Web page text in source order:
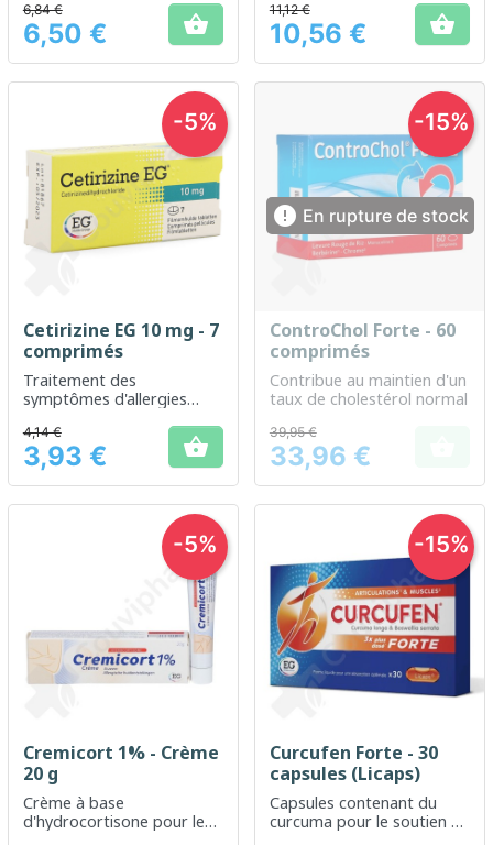
Prix
6,84 €
6,50 € 
et chroniques
Prix
11,12 €
10,56 € 
Cetirizine EG 10 mg - 7
comprimés
Traitement des
symptômes d'allergies
foins
Prix
4,14 €
3,93 € 
-5%
 En rupture de stock
ControChol Forte - 60
comprimés
Contribue au maintien d'un
taux de cholestérol normal
Prix
39,95 €
33,96 €
-15%
Cremicort 1% - Crème
20 g
Crème à base
d'hydrocortisone pour le
-5%
Curcufen Forte - 30
capsules (Licaps)
Capsules contenant du
curcuma pour le soutien de
-15%